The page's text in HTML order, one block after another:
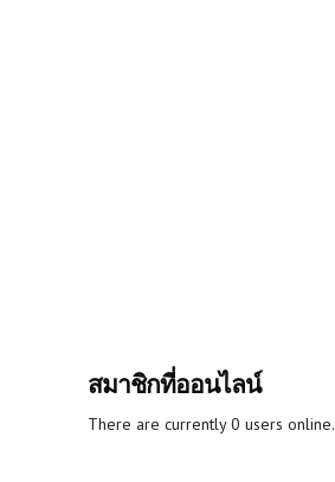
สมาชิกที่ออนไลน์
There are currently 0 users online.